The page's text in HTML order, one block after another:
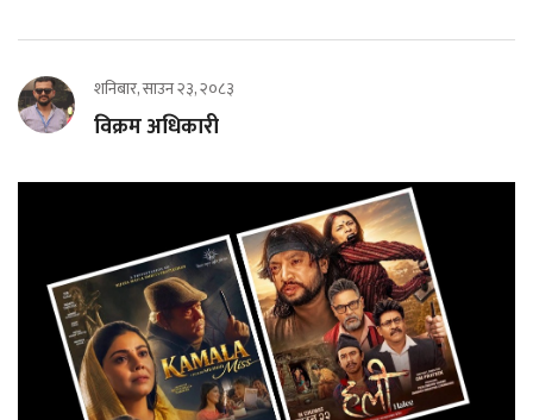
शनिबार, साउन २३, २०८३
विक्रम अधिकारी